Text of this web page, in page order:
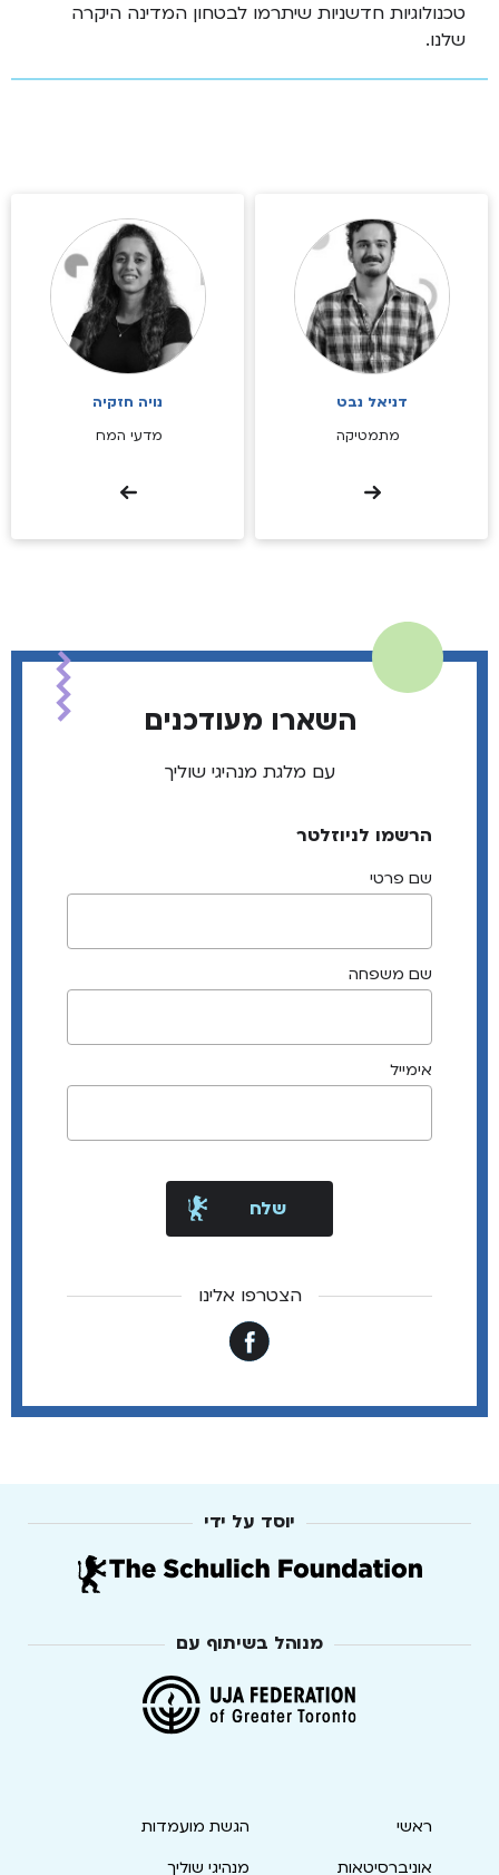
טכנולוגיות חדשניות שיתרמו לבטחון המדינה היקרה
שלנו.
דניאל נבט
מתמטיקה
נויה חזקיה
מדעי המח
השארו מעודכנים
עם מלגת מנהיגי שוליך
הרשמו לניוזלטר
שם פרטי
שם משפחה
אימייל
הצטרפו אלינו
יוסד על ידי
מנוהל בשיתוף עם
ראשי
הגשת מועמדות
אוניברסיטאות
מנהיגי שוליך